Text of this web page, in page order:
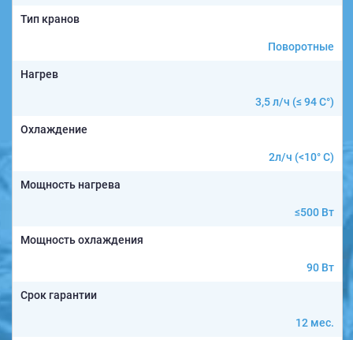
Тип кранов
Поворотные
Нагрев
3,5 л/ч (≤ 94 C°)
Охлаждение
2л/ч (<10° С)
Мощность нагрева
≤500 Вт
Мощность охлаждения
90 Вт
Срок гарантии
12 мес.